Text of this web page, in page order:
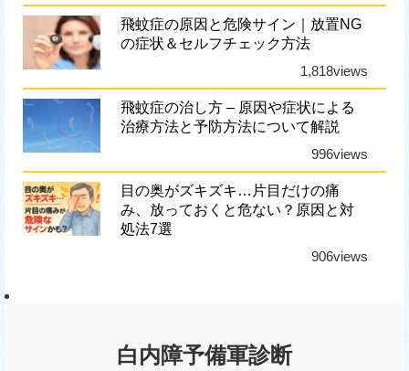
飛蚊症の原因と危険サイン｜放置NG
の症状＆セルフチェック方法
1,818views
飛蚊症の治し方 – 原因や症状による
治療方法と予防方法について解説
996views
目の奥がズキズキ…片目だけの痛
み、放っておくと危ない？原因と対
処法7選
906views
白内障予備軍診断